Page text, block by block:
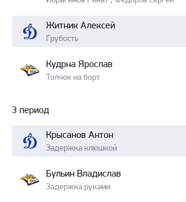
Житник Алексей
Грубость
Кудрна Ярослав
Толчок на борт
3 период
Крысанов Антон
Задержка клюшкой
Бульин Владислав
Задержка руками